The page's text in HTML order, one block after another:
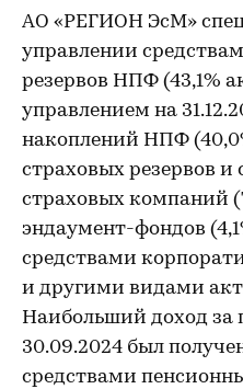
АО «РЕГИОН ЭсМ»
управлении
резервов НПФ (43,1%
управлением на
накоплений НПФ
страховых резервов и
страховых компаний
эндаумент-фондов
средствами
и другими видами
Наибольший доход за
30.09.2024 был
средствами